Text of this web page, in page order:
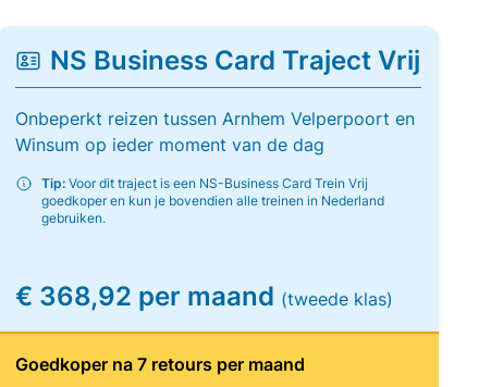
NS Business Card Traject Vrij
Onbeperkt reizen tussen Arnhem Velperpoort en
Winsum op ieder moment van de dag
Tip:Voor dit traject is een NS-Business Card Trein Vrij
goedkoper en kun je bovendien alle treinen in Nederland
gebruiken.
€ 368,92 per maand (tweede klas)
Goedkoper na 7 retours per maand